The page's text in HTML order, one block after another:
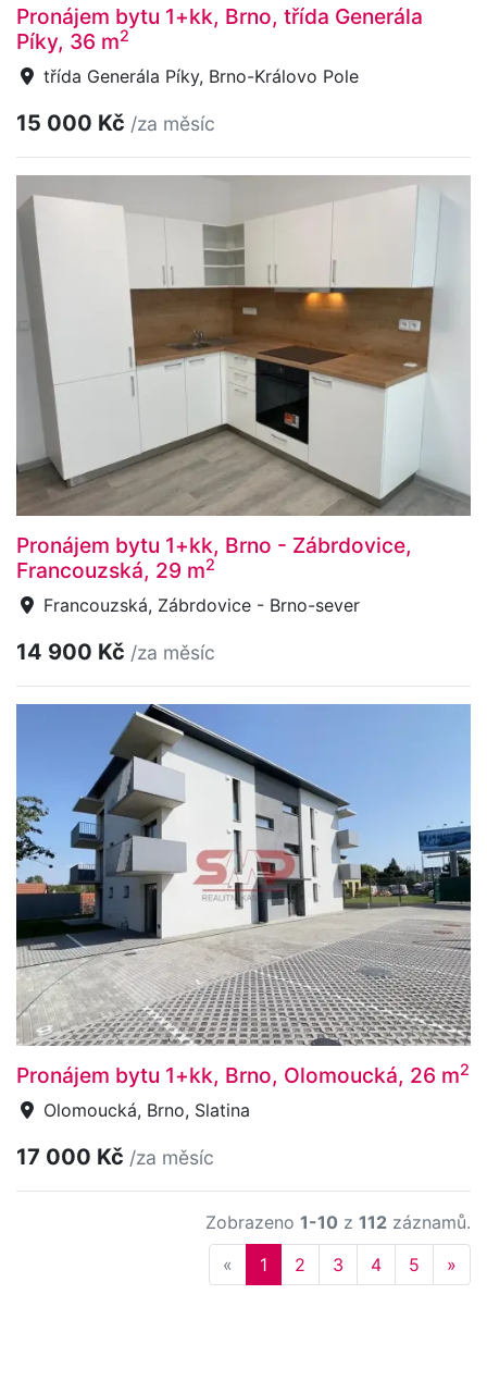
Pronájem bytu 1+kk, Brno, třída Generála
Píky, 36 m2
třída Generála Píky, Brno-Královo Pole
15 000 Kč /za měsíc
Pronájem bytu 1+kk, Brno - Zábrdovice,
Francouzská, 29 m2
Francouzská, Zábrdovice - Brno-sever
14 900 Kč /za měsíc
Pronájem bytu 1+kk, Brno, Olomoucká, 26 m2
Olomoucká, Brno, Slatina
17 000 Kč /za měsíc
Zobrazeno 1-10 z 112 záznamů.
« Previous
1 2 3 4 5 »